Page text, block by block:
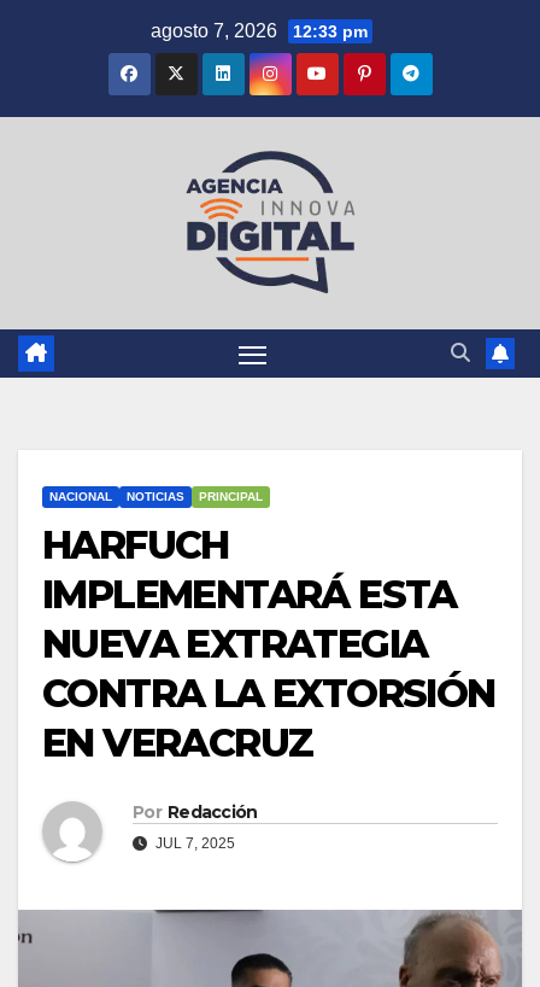
agosto 7, 2026 12:33 pm
NACIONAL NOTICIAS PRINCIPAL
HARFUCH
IMPLEMENTARÁ ESTA
NUEVA EXTRATEGIA
CONTRA LA EXTORSIÓN
EN VERACRUZ
Por Redacción
JUL 7, 2025